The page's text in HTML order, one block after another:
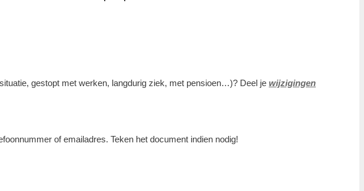
gestopt met werken, langdurig ziek, met pensioen…)? Deel je wijzigingen
of emailadres. Teken het document indien nodig!